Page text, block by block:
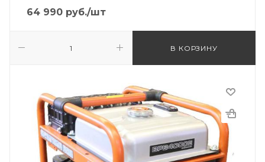
64 990 руб./шт
В КОРЗИНУ